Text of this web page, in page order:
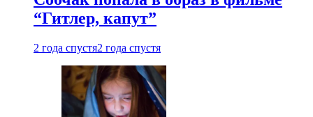
“Гитлер, капут”
2 года спустя2 года спустя